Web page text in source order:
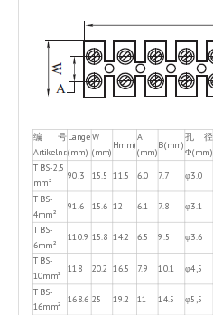
编 号
Artikelnr.
Länge
(mm)
W
(mm)
Hmm)
A
(mm)
B(mm)
孔径
Φ(mm)
TBS-2,5
mm²
90.3 15.5 11.5 6.0 7.7 φ3.0
TBS-
4mm²
91.6 15.6 12 6.1 7.8 φ3.1
TBS-
6mm²
110.9 15.8 14.2 6.5 9.5 φ3.6
TBS-
10mm²
118 20.2 16.5 7.9 10.1 φ4,5
TBS-
16mm²
168.6 25 19.2 11 14.5 φ5,5